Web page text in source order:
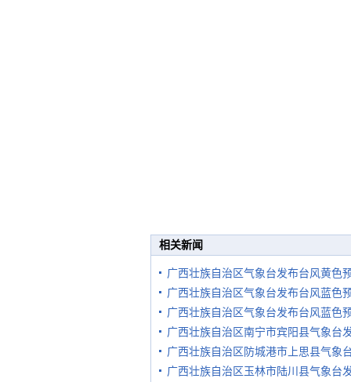
相关新闻
广西壮族自治区气象台发布台风黄色
广西壮族自治区气象台发布台风蓝色
广西壮族自治区气象台发布台风蓝色
广西壮族自治区南宁市宾阳县气象台
广西壮族自治区防城港市上思县气象
广西壮族自治区玉林市陆川县气象台